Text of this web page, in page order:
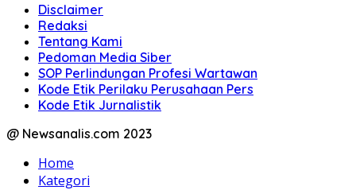
Disclaimer
Redaksi
Tentang Kami
Pedoman Media Siber
SOP Perlindungan Profesi Wartawan
Kode Etik Perilaku Perusahaan Pers
Kode Etik Jurnalistik
@ Newsanalis.com 2023
Home
Kategori